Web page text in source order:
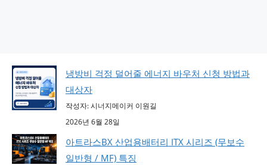
냉방비 걱정 덜어줄 에너지 바우처 신청 방법과
대상자
작성자: 시너지메이커 이원길
2026년 6월 28일
아트라스BX 산업용배터리 ITX 시리즈 (무보수
일반형 / MF) 특징